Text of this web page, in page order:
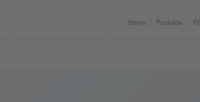
Home Produkte